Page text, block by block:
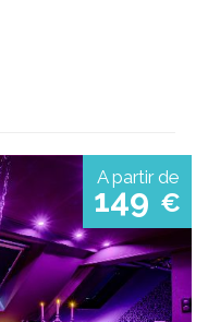
A partir de
149 €